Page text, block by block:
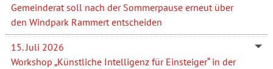
Gemeinderat soll nach der Sommerpause erneut über
den Windpark Rammert entscheiden
15. Juli 2026
Workshop „Künstliche Intelligenz für Einsteiger“ in der